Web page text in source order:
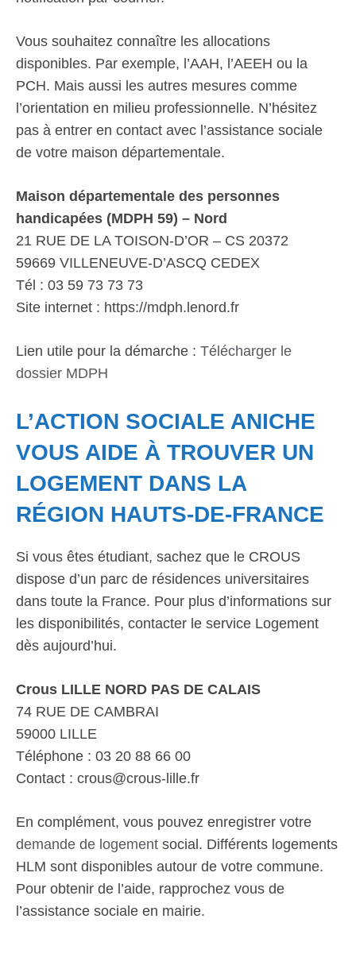
Vous souhaitez connaître les allocations
disponibles. Par exemple, l’AAH, l’AEEH ou la
PCH. Mais aussi les autres mesures comme
l’orientation en milieu professionnelle. N’hésitez
pas à entrer en contact avec l’assistance sociale
de votre maison départementale.
Maison départementale des personnes
handicapées (MDPH 59) – Nord
21 RUE DE LA TOISON-D’OR – CS 20372
59669 VILLENEUVE-D’ASCQ CEDEX
Tél : 03 59 73 73 73
Site internet : https://mdph.lenord.fr
Lien utile pour la démarche : Télécharger le
dossier MDPH
L’ACTION SOCIALE ANICHE
VOUS AIDE À TROUVER UN
LOGEMENT DANS LA
RÉGION HAUTS-DE-FRANCE
Si vous êtes étudiant, sachez que le CROUS
dispose d’un parc de résidences universitaires
dans toute la France. Pour plus d’informations sur
les disponibilités, contacter le service Logement
dès aujourd’hui.
Crous LILLE NORD PAS DE CALAIS
74 RUE DE CAMBRAI
59000 LILLE
Téléphone : 03 20 88 66 00
Contact : crous@crous-lille.fr
En complément, vous pouvez enregistrer votre
demande de logement social. Différents logements
HLM sont disponibles autour de votre commune.
Pour obtenir de l’aide, rapprochez vous de
l’assistance sociale en mairie.